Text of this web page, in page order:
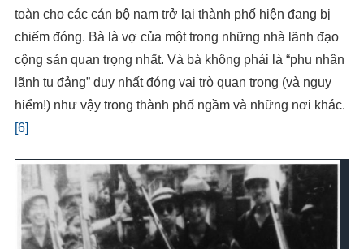
toàn cho các cán bộ nam trở lại thành phố hiện đang bị
chiếm đóng. Bà là vợ của một trong những nhà lãnh đạo
cộng sản quan trọng nhất. Và bà không phải là “phu nhân
lãnh tụ đảng” duy nhất đóng vai trò quan trọng (và nguy
hiểm!) như vậy trong thành phố ngầm và những nơi khác.
[6]